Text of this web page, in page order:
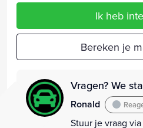
Ik heb
Bereken je
Vragen? We
Ronald
Stuur je vraag via